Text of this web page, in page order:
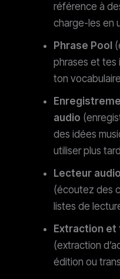
référence à
charge-les en
Phrase Pool
phrases et tes
ton
audio
des idées
utiliser plus
Lecteur
(écoutez des
listes de
Extraction
(extraction
édition ou